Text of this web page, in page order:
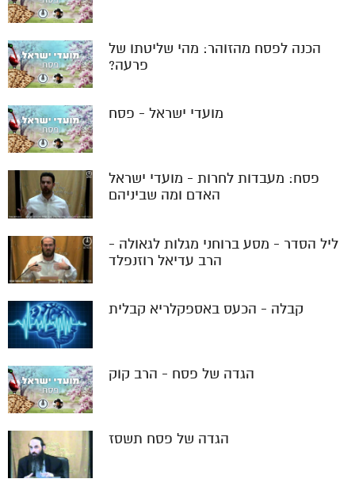
הכנה לפסח מהזוהר: מהי שליטתו של
פרעה?
מועדי ישראל - פסח
פסח: מעבדות לחרות - מועדי ישראל
האדם ומה שביניהם
ליל הסדר - מסע ברוחני מגלות לגאולה -
הרב עדיאל רוזנפלד
קבלה - הכעס באספקלריא קבלית
הגדה של פסח - הרב קוק
הגדה של פסח תשסז